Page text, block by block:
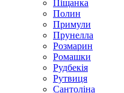
Піщанка
Полин
Примули
Прунелла
Розмарин
Ромашки
Рудбекія
Рутвиця
Сантоліна